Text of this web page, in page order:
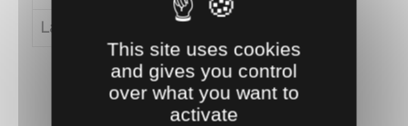
Largeur (en cm) 200
This site uses cookies
and gives you control
over what you want to
activate